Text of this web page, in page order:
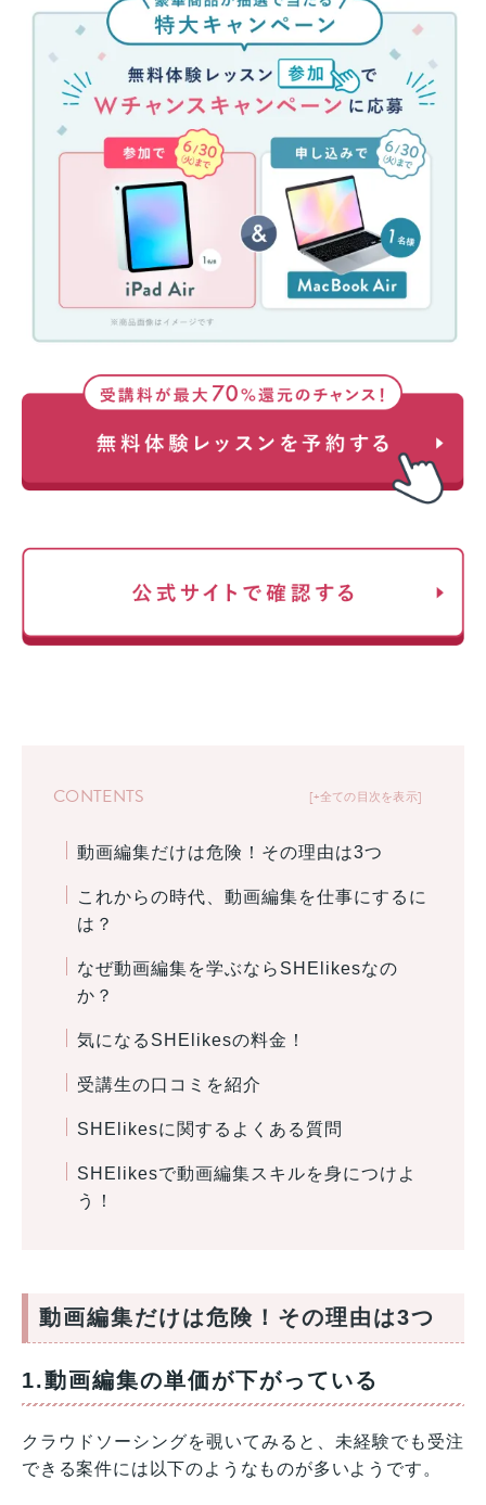
+全ての目次を表示
CONTENTS
動画編集だけは危険！その理由は3つ
これからの時代、動画編集を仕事にするに
は？
なぜ動画編集を学ぶならSHElikesなの
か？
気になるSHElikesの料金！
受講生の口コミを紹介
SHElikesに関するよくある質問
SHElikesで動画編集スキルを身につけよ
う！
動画編集だけは危険！その理由は3つ
1.動画編集の単価が下がっている
クラウドソーシングを覗いてみると、未経験でも受注
できる案件には以下のようなものが多いようです。